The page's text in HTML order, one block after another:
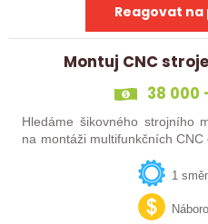
Reagovat na
Montuj CNC
38 000
Hledáme šikovného strojního
na montáži multifunkčních CNC
1